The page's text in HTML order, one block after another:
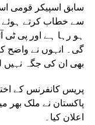
سابق اسپیکر قومی
سے خطاب کرتے ہوئے
ہو رہا ہے اور پی ٹی
گی۔ انہوں نے واضح
بھی ان کی جگہ نہیں
پریس کانفرنس کے
پاکستان نے ملک
اعلان کیا۔